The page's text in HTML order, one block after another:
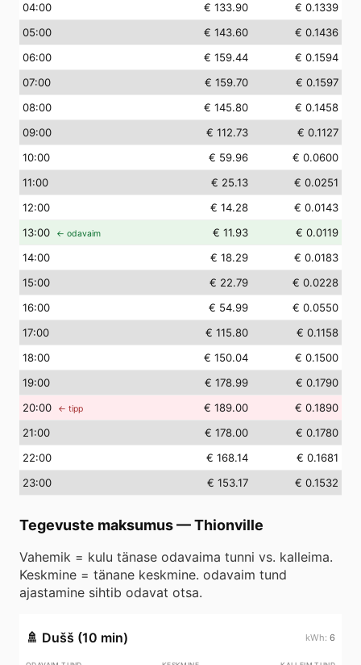
04:00 € 133.90
€ 0.1339
05:00 € 143.60
€ 0.1436
06:00 € 159.44
€ 0.1594
07:00 € 159.70
€ 0.1597
08:00 € 145.80
€ 0.1458
09:00 € 112.73
€ 0.1127
10:00 € 59.96
€ 0.0600
11:00 € 25.13
€ 0.0251
12:00 € 14.28
€ 0.0143
13:00 ← odavaim € 11.93
€ 0.0119
14:00 € 18.29
€ 0.0183
15:00 € 22.79
€ 0.0228
16:00 € 54.99
€ 0.0550
17:00 € 115.80
€ 0.1158
18:00 € 150.04
€ 0.1500
19:00 € 178.99
€ 0.1790
20:00 ← tipp € 189.00
€ 0.1890
21:00 € 178.00
€ 0.1780
22:00 € 168.14
€ 0.1681
23:00 € 153.17 € 0.1532
Tegevuste maksumus—Thionville
Vahemik = kulu tänase odavaima tunni vs. kalleima.
Keskmine = tänane keskmine. odavaim tund
ajastamine sihtib odavat otsa.
🚿 Dušš (10 min) 6